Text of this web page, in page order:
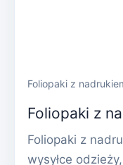
Foliopaki z
Foliopaki z
Foliopaki z
wysyłce